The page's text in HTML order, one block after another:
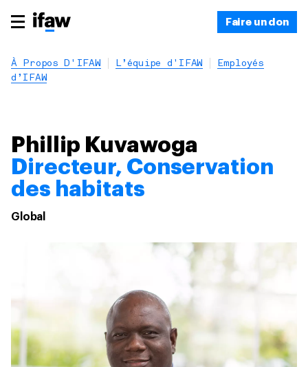
Faire un don
À Propos D'IFAW L’équipe d’IFAW
Employés
d’IFAW
Phillip Kuvawoga
Directeur, Conservation
des habitats
Global